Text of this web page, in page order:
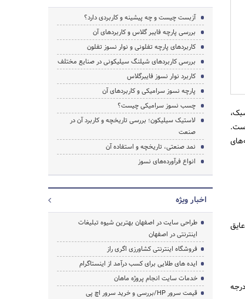
نخ‌های حرارت بالا بسیار مناسب برای محیط‌هایی با درجه حرارت بالا حتی تا ۱۵۰۰ درجه
آزبست چیست و چه پیشینه و کاربردی دارد؟
بررسی پارچه فایبر گلاس و کاربردهای آن
کاربردهای پارچه تفلونی و نوار نسوز تفلون
بررسی کاربردهای شیلنگ سیلیکونی در صنایع مختلف
کاربرد نوار نسوز فایبرگلاس
پارچه نسوز سرامیکی و کاربردهای آن
چسب نسوز سرامیکی چیست؟
لاستیک سیلیکون؛ بررسی تاریخچه و کاربرد آن در
صنعت
نمد صنعتی، تاریخچه و استفاده آن
انواع فرآورده‌های نسوز
اخبار ویژه
طراحی سایت در اصفهان بهترین شیوه تبلیغات
اینترنتی در اصفهان
فروشگاه اینترنتی کشاورزی اگری راز
ایده های طلایی برای کسب درآمد از اینستاگرام
خدمات سایت انجام پروژه ماهان
قیمت سرور HP/بررسی و خرید سرور اچ پی